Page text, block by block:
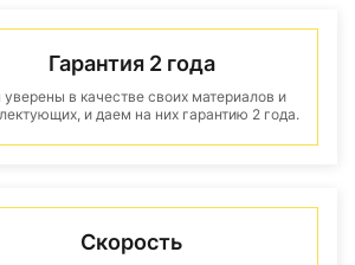
Гарантия 2 года
в качестве своих материалов и
и даем на них гарантию 2 года.
Скорость